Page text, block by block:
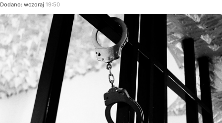
Dodano: wczoraj 19:50